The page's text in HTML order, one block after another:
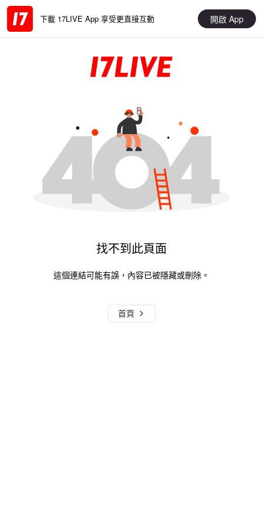
下載 17LIVE App 享受更直接互動 開啟 App
找不到此頁面
這個連結可能有誤，內容已被隱藏或刪除。
首頁